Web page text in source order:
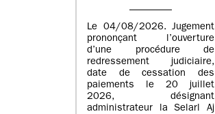
Le 04/08/2026. Jugement
prononçant l’ouverture
d’une procédure de
redressement judiciaire,
date de cessation des
paiements le 20 juillet
2026, désignant
administrateur la Selarl Aj